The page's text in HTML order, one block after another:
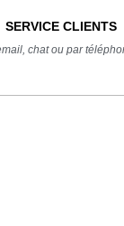
SERVICE CLIENTS
chat ou par